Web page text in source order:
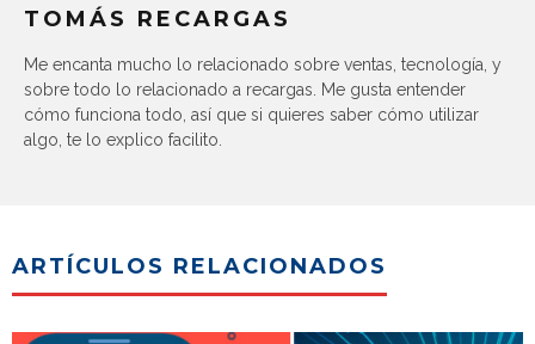
TOMÁS RECARGAS
Me encanta mucho lo relacionado sobre ventas, tecnología, y
sobre todo lo relacionado a recargas. Me gusta entender
cómo funciona todo, así que si quieres saber cómo utilizar
algo, te lo explico facilito.
ARTÍCULOS RELACIONADOS